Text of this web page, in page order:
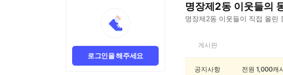
로그인을 해주세요
명장제2동 이웃들의
명장제2동 이웃들이 직접 올린
제
게시판
공지사항